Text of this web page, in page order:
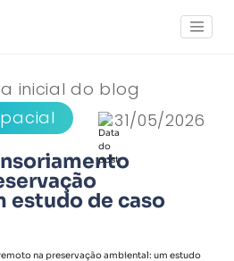
31/05/2026
inicial do blog
estudo de caso